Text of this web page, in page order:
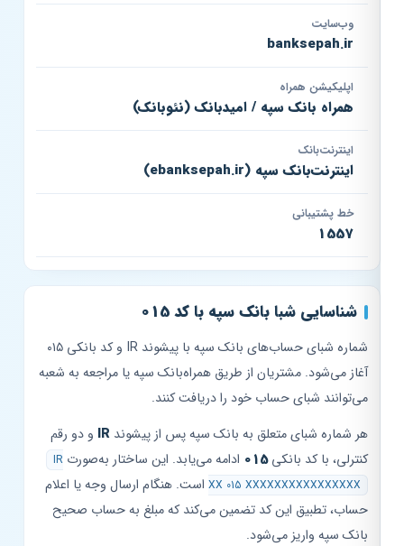
وب‌سایت
banksepah.ir
اپلیکیشن همراه
همراه بانک سپه / امیدبانک (نئوبانک)
اینترنت‌بانک
اینترنت‌بانک سپه (ebanksepah.ir)
خط پشتیبانی
1557
شناسایی شبا بانک سپه با کد 015
شماره شبای حساب‌های بانک سپه با پیشوند IR و کد بانکی ۰۱۵
آغاز می‌شود. مشتریان از طریق همراه‌بانک سپه یا مراجعه به شعبه
می‌توانند شبای حساب خود را دریافت کنند.
هر شماره شبای متعلق به بانک سپه پس از پیشوندIRو دو رقم
کنترلی، با کد بانکی015ادامه می‌یابد. این ساختار به‌صورتIR
XX 015 XXXXXXXXXXXXXXXXاست. هنگام ارسال وجه یا اعلام
حساب، تطبیق این کد تضمین می‌کند که مبلغ به حساب صحیح
بانک سپه واریز می‌شود.